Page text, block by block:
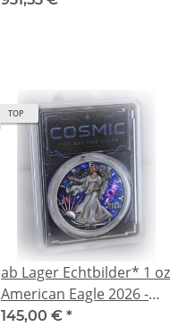
TOP
ab Lager Echtbilder* 1 oz
American Eagle 2026 -
Die KOSMISCHE
145,00 € *